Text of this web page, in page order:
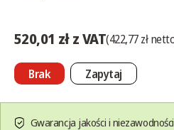
520,01 zł z VAT(422,77 zł
Brak Zapytaj
Gwarancja jakości i niezawodności